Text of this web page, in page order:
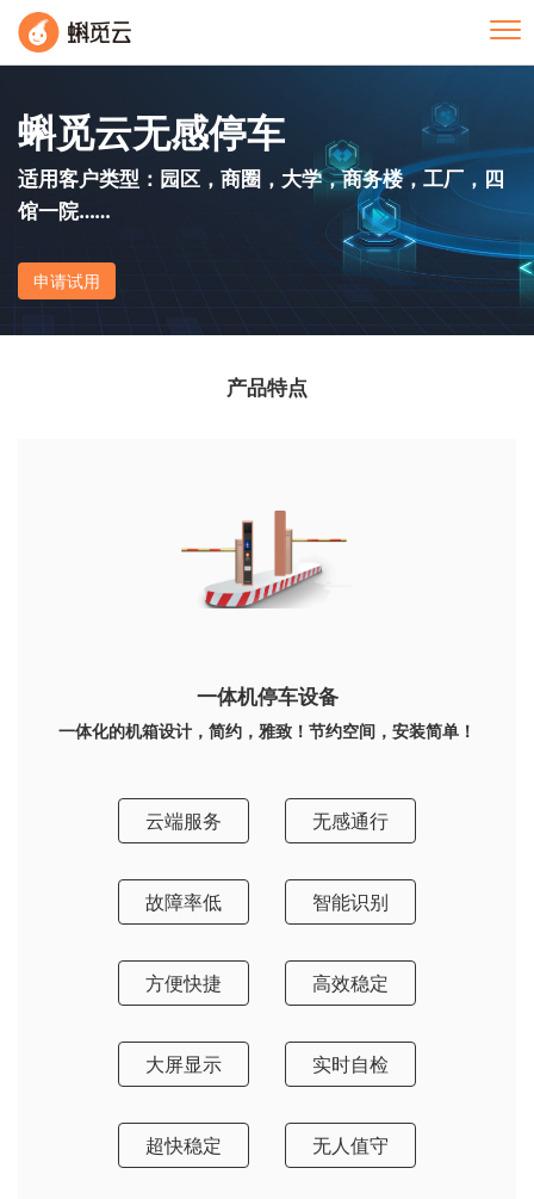
蝌觅云无感停车
适用客户类型：园区，商圈，大学，商务楼，工厂，四
馆一院……
申请试用
产品特点
一体机停车设备
一体化的机箱设计，简约，雅致！节约空间，安装简单！
云端服务 无感通行
故障率低 智能识别
方便快捷 高效稳定
大屏显示 实时自检
超快稳定 无人值守